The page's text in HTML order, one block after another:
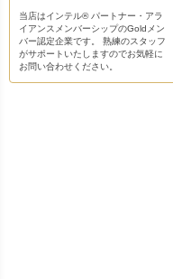
当店はインテル® パートナー・アラ
イアンスメンバーシップのGoldメン
バー認定企業です。 熟練のスタッフ
がサポートいたしますのでお気軽に
お問い合わせください。